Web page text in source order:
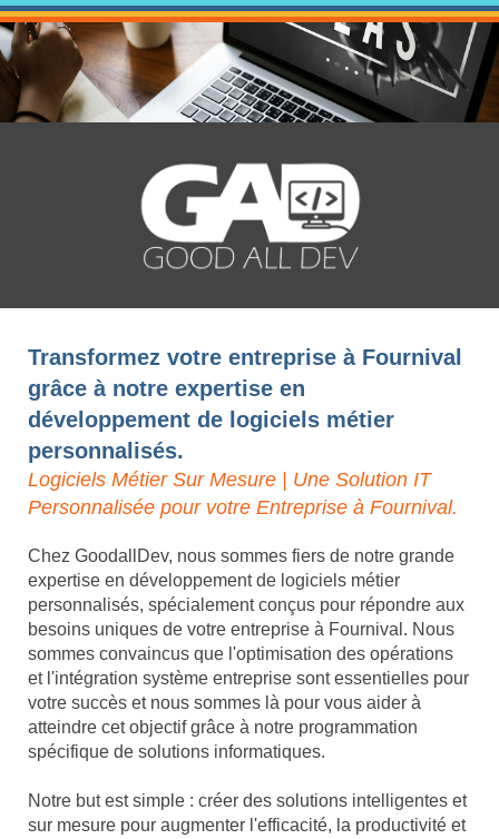
Transformez votre entreprise à Fournival
grâce à notre expertise en
développement de logiciels métier
personnalisés.
Logiciels Métier Sur Mesure | Une Solution IT
Personnalisée pour votre Entreprise à Fournival.
Chez GoodallDev, nous sommes fiers de notre grande
expertise en développement de logiciels métier
personnalisés, spécialement conçus pour répondre aux
besoins uniques de votre entreprise à Fournival. Nous
sommes convaincus que l'optimisation des opérations
et l'intégration système entreprise sont essentielles pour
votre succès et nous sommes là pour vous aider à
atteindre cet objectif grâce à notre programmation
spécifique de solutions informatiques.
Notre but est simple : créer des solutions intelligentes et
sur mesure pour augmenter l'efficacité, la productivité et